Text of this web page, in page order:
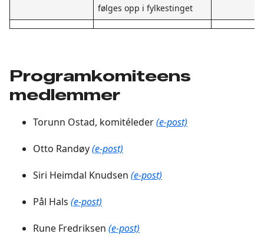
følges opp i fylkestinget
Programkomiteens
medlemmer
Torunn Ostad, komitéleder(e-post)
Otto Randøy(e-post)
Siri Heimdal Knudsen (e-post)
Pål Hals (e-post)
Rune Fredriksen (e-post)